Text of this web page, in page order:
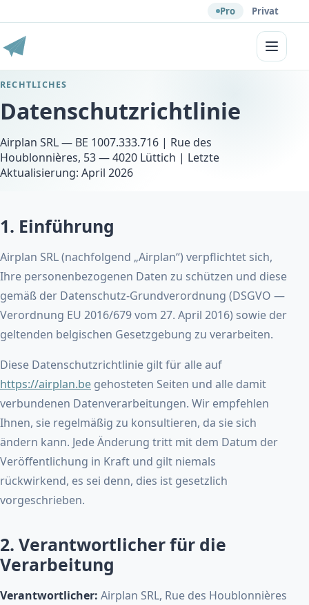
Pro Privat
Menü
RECHTLICHES
Datenschutzrichtlinie
Airplan SRL — BE 1007.333.716 | Rue des
Houblonnières, 53 — 4020 Lüttich | Letzte
Aktualisierung: April 2026
1. Einführung
Airplan SRL (nachfolgend „Airplan“) verpflichtet sich,
Ihre personenbezogenen Daten zu schützen und diese
gemäß der Datenschutz-Grundverordnung (DSGVO —
Verordnung EU 2016/679 vom 27. April 2016) sowie der
geltenden belgischen Gesetzgebung zu verarbeiten.
Diese Datenschutzrichtlinie gilt für alle auf
https://airplan.be gehosteten Seiten und alle damit
verbundenen Datenverarbeitungen. Wir empfehlen
Ihnen, sie regelmäßig zu konsultieren, da sie sich
ändern kann. Jede Änderung tritt mit dem Datum der
Veröffentlichung in Kraft und gilt niemals
rückwirkend, es sei denn, dies ist gesetzlich
vorgeschrieben.
2. Verantwortlicher für die
Verarbeitung
Verantwortlicher: Airplan SRL, Rue des Houblonnières